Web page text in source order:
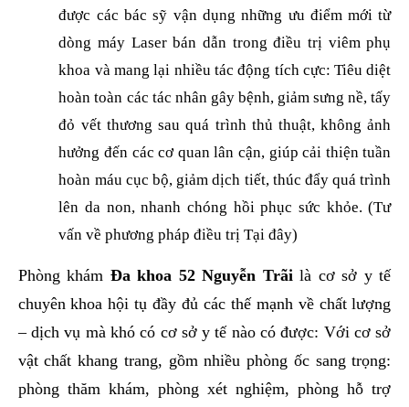
được các bác sỹ vận dụng những ưu điểm mới từ
dòng máy Laser bán dẫn trong điều trị viêm phụ
khoa và mang lại nhiều tác động tích cực: Tiêu diệt
hoàn toàn các tác nhân gây bệnh, giảm sưng nề, tấy
đỏ vết thương sau quá trình thủ thuật, không ảnh
hưởng đến các cơ quan lân cận, giúp cải thiện tuần
hoàn máu cục bộ, giảm dịch tiết, thúc đẩy quá trình
lên da non, nhanh chóng hồi phục sức khỏe. (Tư
vấn về phương pháp điều trị Tại đây)
Phòng khám Đa khoa 52 Nguyễn Trãilà cơ sở y tế
chuyên khoa hội tụ đầy đủ các thế mạnh về chất lượng
– dịch vụ mà khó có cơ sở y tế nào có được: Với cơ sở
vật chất khang trang, gồm nhiều phòng ốc sang trọng:
phòng thăm khám, phòng xét nghiệm, phòng hỗ trợ